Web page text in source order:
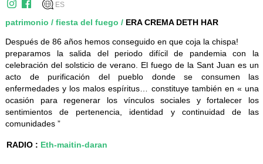
e
n
a
v
i
g
a
t
i
ES
patrimonio / fiesta del fuego / ERA CREMA DETH HAR
Después de 86 años hemos conseguido en que coja la chispa!
preparamos la salida del periodo difícil de pandemia con la
celebración del solsticio de verano. El fuego de la Sant Juan es un
acto de purificación del pueblo donde se consumen las
enfermedades y los malos espíritus… constituye también en « una
ocasión para regenerar los vínculos sociales y fortalecer los
sentimientos de pertenencia, identidad y continuidad de las
comunidades ”
RADIO : Eth-maitin-daran